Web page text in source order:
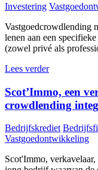
Investering
Vastgoedcrowdlending
lenen aan een
(zowel privé als
Lees verder
Scot’Immo, een
crowdlending
Bedrijfskrediet
Vastgoedontwikkeling
Scot'Immo,